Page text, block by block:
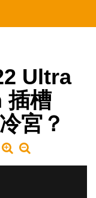
Ultra
插槽
宮？